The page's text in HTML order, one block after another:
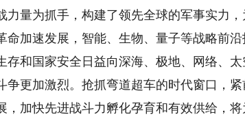
量为抓手，构建了领先全球的军事实力，
加速发展，智能、生物、量子等战略前沿
和国家安全日益向深海、极地、网络、太
更加激烈。抢抓弯道超车的时代窗口，紧
加快先进战斗力孵化孕育和有效供给，将